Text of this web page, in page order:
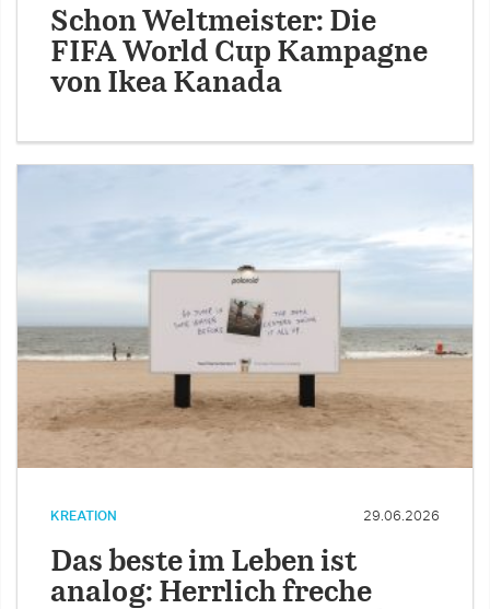
Schon Weltmeister: Die
FIFA World Cup Kampagne
von Ikea Kanada
KREATION 29.06.2026
Das beste im Leben ist
analog: Herrlich freche